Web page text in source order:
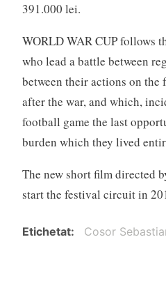
391.000 lei.
WORLD WAR CUP follows
who lead a battle between
between their actions on the
after the war, and which,
football game the last
burden which they lived
The new short film directed
start the festival circuit in
Etichetat Cosor